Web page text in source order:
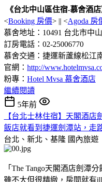
《台北中山區住宿-慕舍酒店
<Booking 房價> || <Agoda 房
慕舍地址：10491 台北市中
訂房電話：02-25006770
慕舍交通：捷運新蘆線松江
官網： http://
粉專： Hotel Mvsa 慕舍酒店
繼續閱讀
5年前
【台北士林住宿】天閣酒店
飯店就看到捷運劍潭站，走
台北、新北、基隆 國內旅遊
「The Tango天閣酒店劍潭
雖不大但很精緻，房間就有